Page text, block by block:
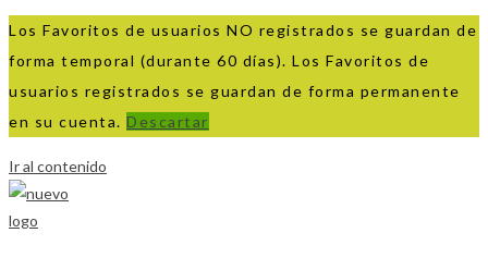
Los Favoritos de usuarios NO registrados se guardan de
forma temporal (durante 60 días). Los Favoritos de
usuarios registrados se guardan de forma permanente
en su cuenta. Descartar
Ir al contenido